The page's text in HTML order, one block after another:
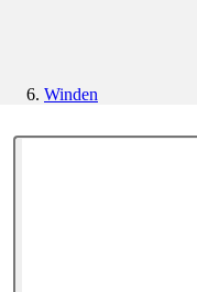
Winden